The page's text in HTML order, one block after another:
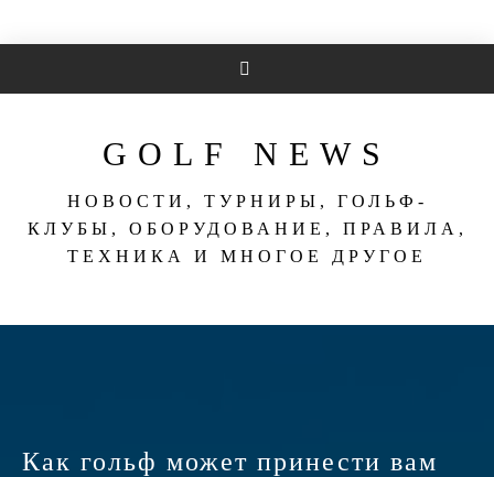
GOLF NEWS
НОВОСТИ, ТУРНИРЫ, ГОЛЬФ-
КЛУБЫ, ОБОРУДОВАНИЕ, ПРАВИЛА,
ТЕХНИКА И МНОГОЕ ДРУГОЕ
Как гольф может принести вам